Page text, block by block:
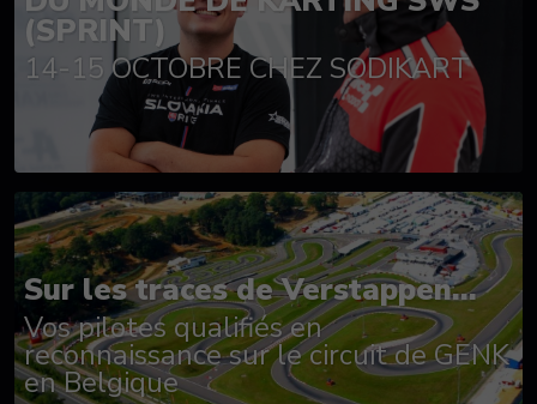
(SPRINT)
14-15 OCTOBRE CHEZ SODIKART
Sur les traces de Verstappen...
Vos pilotes qualifiés en
reconnaissance sur le circuit de GENK
en Belgique